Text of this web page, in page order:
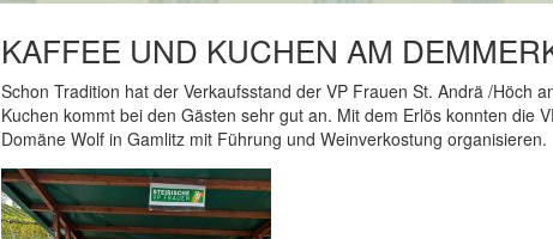
KAFFEE UND KUCHEN AM
Schon Tradition hat der Verkaufsstand der VP Frauen St. Andrä /Höch
Kuchen kommt bei den Gästen sehr gut an. Mit dem Erlös konnten die
Domäne Wolf in Gamlitz mit Führung und Weinverkostung organisieren.